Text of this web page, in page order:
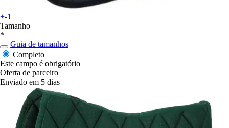
+-1
Tamanho
*
Guia de tamanhos
Completo
Este campo é obrigatório
Oferta de parceiro
Enviado em 5 dias